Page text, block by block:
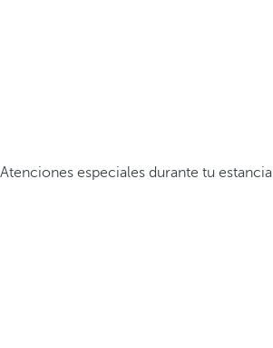
Atenciones especiales durante tu estancia